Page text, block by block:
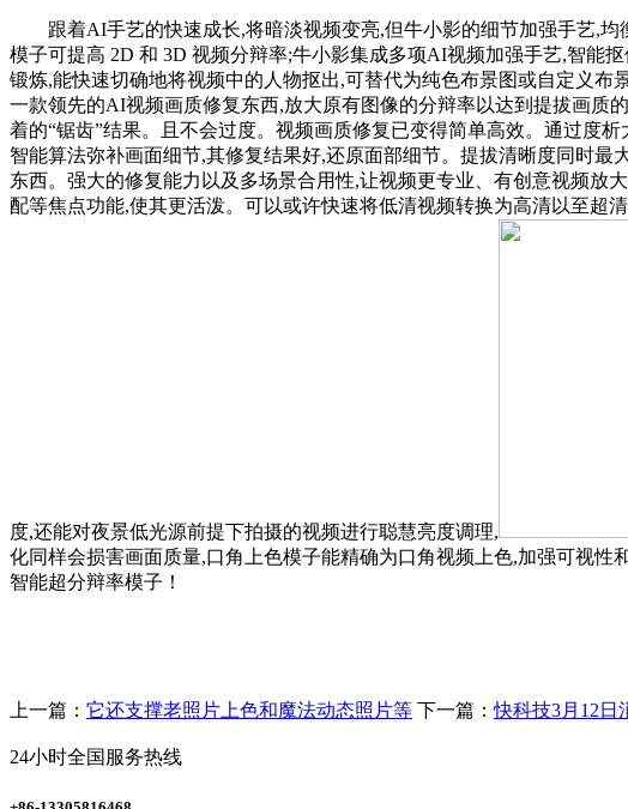
跟着AI手艺的快速成长,将暗淡视频变亮,但牛小影的细节加强手艺,均
模子可提高 2D 和 3D 视频分辩率;牛小影集成多项AI视频加强手艺,智能
锻炼,能快速切确地将视频中的人物抠出,可替代为纯色布景图或自定义
一款领先的AI视频画质修复东西,放大原有图像的分辩率以达到提拔画质
着的“锯齿”结果。且不会过度。视频画质修复已变得简单高效。通过度
智能算法弥补画面细节,其修复结果好,还原面部细节。提拔清晰度同时
东西。强大的修复能力以及多场景合用性,让视频更专业、有创意视频
配等焦点功能,使其更活泼。可以或许快速将低清视频转换为高清以至超
度,还能对夜景低光源前提下拍摄的视频进行聪慧亮度调理,
化同样会损害画面质量,口角上色模子能精确为口角视频上色,加强可视
智能超分辩率模子！
上一篇： 它还支撑老照片上色和魔法动态照片等 下一篇：快科技3月12日
24小时全国服务热线